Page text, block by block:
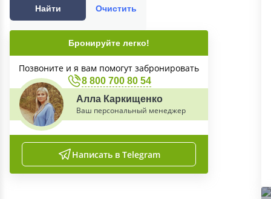
Найти Очистить
Бронируйте легко!
Позвоните и я вам помогут забронировать
8 800 700 80 54
Алла Каркищенко
Ваш персональный менеджер
Написать в Telegram